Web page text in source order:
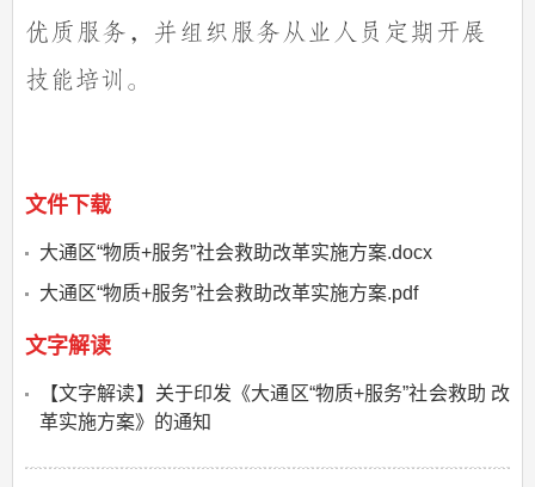
优质服务，并组织服务从业人员定期开展
技能培训。
文件下载
大通区“物质+服务”社会救助改革实施方案.docx
大通区“物质+服务”社会救助改革实施方案.pdf
文字解读
【文字解读】关于印发《大通区“物质+服务”社会救助 改
革实施方案》的通知